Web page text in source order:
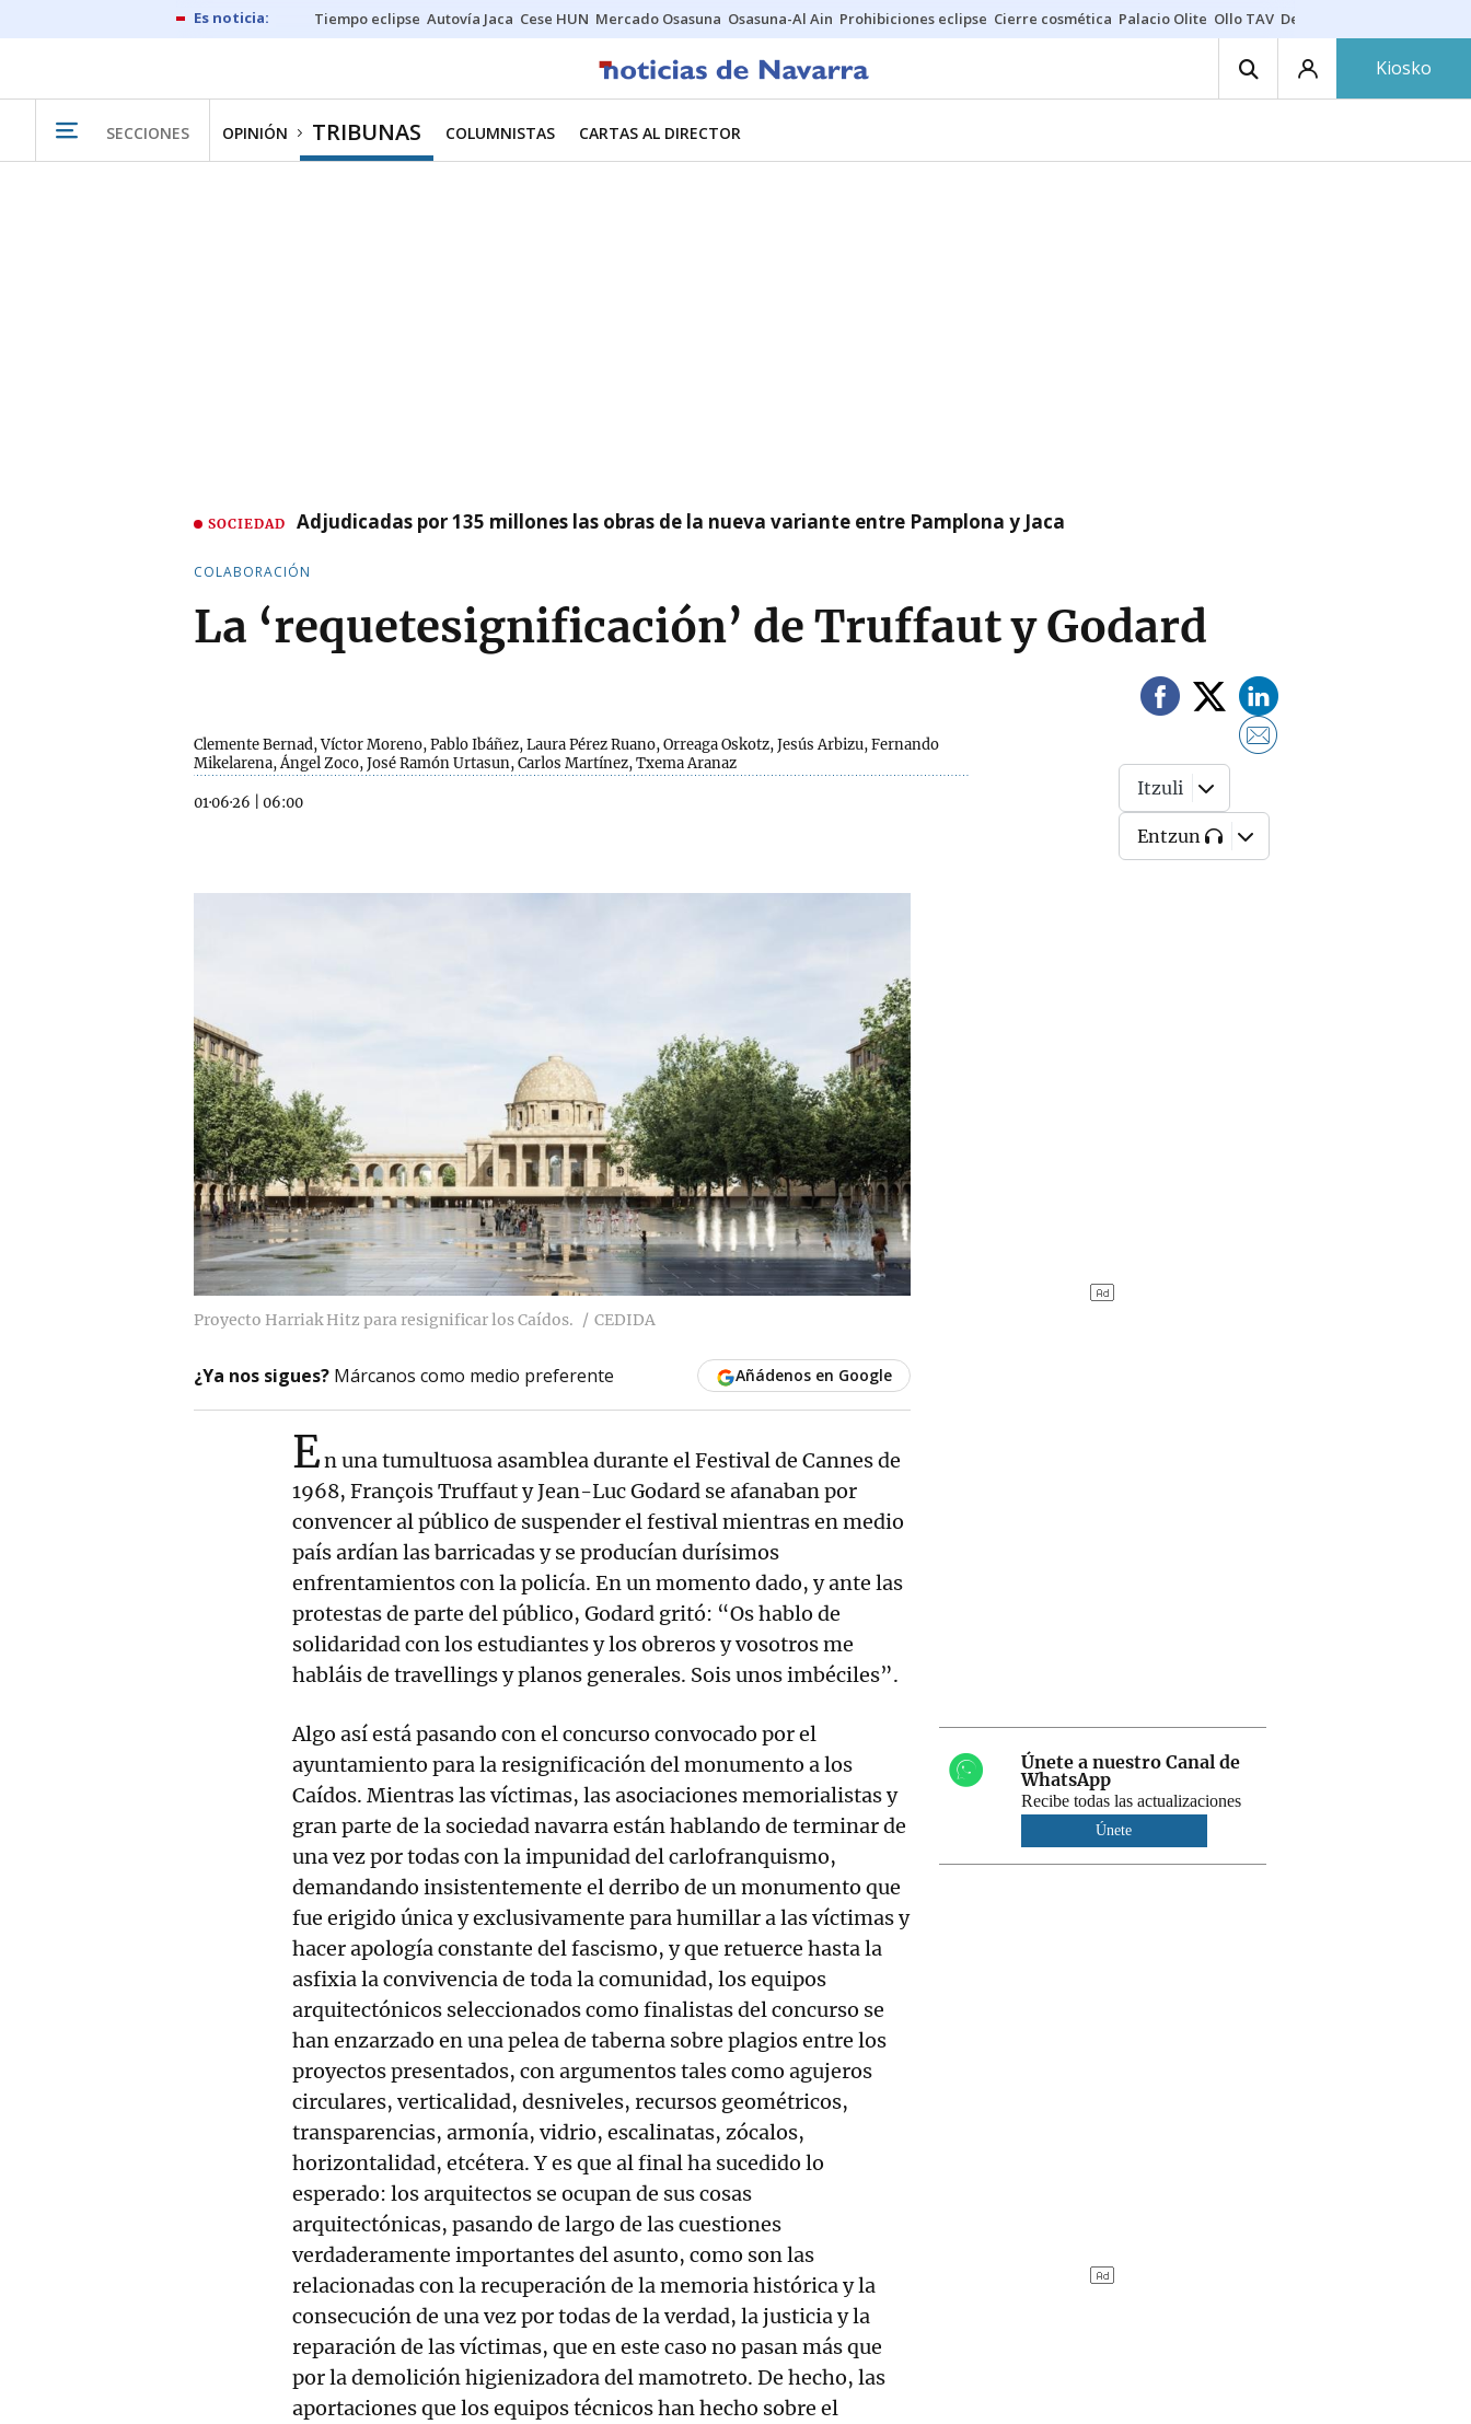
Tiempo eclipse Autovía Jaca Cese HUN Mercado Osasuna Osasuna-Al Ain Prohibiciones eclipse Cierre cosmética Palacio Olite Ollo TAV Derrama vecinos
Kiosko
SECCIONES OPINIÓN TRIBUNAS COLUMNISTAS CARTAS AL DIRECTOR
SOCIEDAD Adjudicadas por 135 millones las obras de la nueva variante entre Pamplona y Jaca
COLABORACIÓN
La ‘requetesignificación’ de Truffaut y Godard
Clemente Bernad, Víctor Moreno, Pablo Ibáñez, Laura Pérez Ruano, Orreaga Oskotz, Jesús Arbizu, Fernando
Mikelarena, Ángel Zoco, José Ramón Urtasun, Carlos Martínez, Txema Aranaz
01·06·26 06:00
Itzuli
Entzun
Proyecto Harriak Hitz para resignificar los Caídos. CEDIDA
¿Ya nos sigues? Márcanos como medio preferente Añádenos en Google
En una tumultuosa asamblea durante el Festival de Cannes de
1968, François Truffaut y Jean-Luc Godard se afanaban por
convencer al público de suspender el festival mientras en medio
país ardían las barricadas y se producían durísimos
enfrentamientos con la policía. En un momento dado, y ante las
protestas de parte del público, Godard gritó: “Os hablo de
solidaridad con los estudiantes y los obreros y vosotros me
habláis de travellings y planos generales. Sois unos imbéciles”.
Algo así está pasando con el concurso convocado por el
ayuntamiento para la resignificación del monumento a los
Caídos. Mientras las víctimas, las asociaciones memorialistas y
gran parte de la sociedad navarra están hablando de terminar de
una vez por todas con la impunidad del carlofranquismo,
demandando insistentemente el derribo de un monumento que
fue erigido única y exclusivamente para humillar a las víctimas y
hacer apología constante del fascismo, y que retuerce hasta la
asfixia la convivencia de toda la comunidad, los equipos
arquitectónicos seleccionados como finalistas del concurso se
han enzarzado en una pelea de taberna sobre plagios entre los
proyectos presentados, con argumentos tales como agujeros
circulares, verticalidad, desniveles, recursos geométricos,
transparencias, armonía, vidrio, escalinatas, zócalos,
horizontalidad, etcétera. Y es que al final ha sucedido lo
esperado: los arquitectos se ocupan de sus cosas
arquitectónicas, pasando de largo de las cuestiones
verdaderamente importantes del asunto, como son las
relacionadas con la recuperación de la memoria histórica y la
consecución de una vez por todas de la verdad, la justicia y la
reparación de las víctimas, que en este caso no pasan más que
por la demolición higienizadora del mamotreto. De hecho, las
aportaciones que los equipos técnicos han hecho sobre el
Únete a nuestro Canal de
WhatsApp
Recibe todas las actualizaciones
Únete